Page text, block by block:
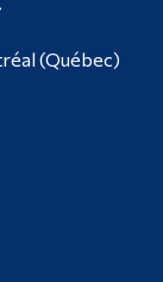
(Québec)